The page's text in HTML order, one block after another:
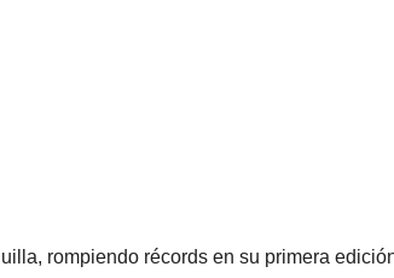
rompiendo récords en su primera